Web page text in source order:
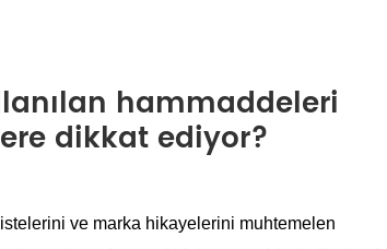
hammaddeleri
dikkat ediyor?
ve marka hikayelerini muhtemelen